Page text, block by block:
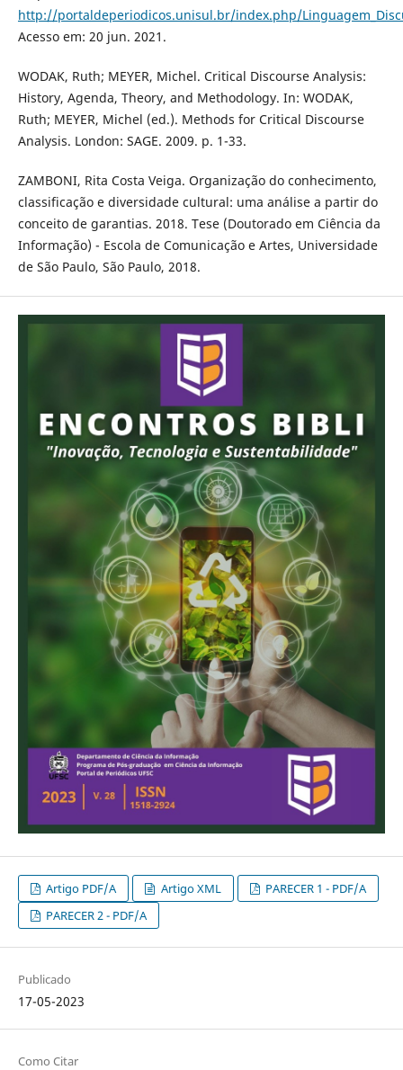
http://portaldeperiodicos.unisul.br/index.php/
Acesso em: 20 jun. 2021.
WODAK, Ruth; MEYER, Michel. Critical Discourse Analysis:
History, Agenda, Theory, and Methodology. In: WODAK,
Ruth; MEYER, Michel (ed.). Methods for Critical Discourse
Analysis. London: SAGE. 2009. p. 1-33.
ZAMBONI, Rita Costa Veiga. Organização do conhecimento,
classificação e diversidade cultural: uma análise a partir do
conceito de garantias. 2018. Tese (Doutorado em Ciência da
Informação) - Escola de Comunicação e Artes, Universidade
de São Paulo, São Paulo, 2018.
Artigo PDF/A Artigo XML
PARECER 1 - PDF/A
PARECER 2 - PDF/A
Publicado
17-05-2023
Como Citar